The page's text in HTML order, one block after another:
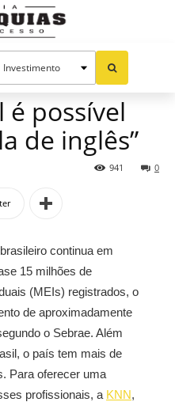
é possível
de inglês”
0
941
continua em
15 milhões de
(MEIs) registrados, o
de aproximadamente
o Sebrae. Além
o país tem mais de
Para oferecer uma
profissionais, a KNN,